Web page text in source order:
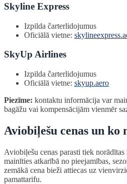
Skyline Express
Izpilda čarterlidojumus
Oficiālā vietne:
SkyUp Airlines
Izpilda čarterlidojumus
Oficiālā vietne: skyup.aero
Piezīme: kontaktu informācija var
bagāžu vai kompensācijām vienmēr
Aviobiļešu cenas un ko
Aviobiļešu cenas parasti tiek norādītas
mainīties atkarībā no pieejamības,
zemākā cena bieži attiecas uz
pamattarifu.